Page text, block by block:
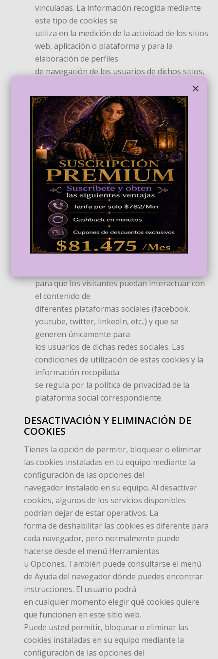
vinculadas. La información recogida mediante
este tipo de cookies se
utiliza en la medición de la actividad de los sitios
web, aplicación o plataforma y para la
elaboración de perfiles
de navegación de los usuarios de dichos sitios,
introducir mejoras en
función del análisis de los datos de uso que
hacen los usuarios del servicio.
Cookies publicitarias: permiten la gestión, de la
forma más eficaz posible, de los espacios
publicitarios.
Cookies de publicidad comportamental:
almacenan información del comportamiento de
los usuarios obtenida a
través de la observación continuada de sus
hábitos de navegación, lo que permite
desarrollar un perfil específico
para mostrar publicidad en función del mismo.
para que los visitantes puedan interactuar con
el contenido de
diferentes plataformas sociales (facebook,
youtube, twitter, linkedIn, etc..) y que se
generen únicamente para
los usuarios de dichas redes sociales. Las
condiciones de utilización de estas cookies y la
información recopilada
se regula por la política de privacidad de la
plataforma social correspondiente.
DESACTIVACIÓN Y ELIMINACIÓN DE
COOKIES
Tienes la opción de permitir, bloquear o eliminar
las cookies instaladas en tu equipo mediante la
configuración de las opciones del
navegador instalado en su equipo. Al desactivar
cookies, algunos de los servicios disponibles
podrían dejar de estar operativos. La
forma de deshabilitar las cookies es diferente para
cada navegador, pero normalmente puede
hacerse desde el menú Herramientas
u Opciones. También puede consultarse el menú
de Ayuda del navegador dónde puedes encontrar
instrucciones. El usuario podrá
en cualquier momento elegir qué cookies quiere
que funcionen en este sitio web.
Puede usted permitir, bloquear o eliminar las
cookies instaladas en su equipo mediante la
configuración de las opciones del
×